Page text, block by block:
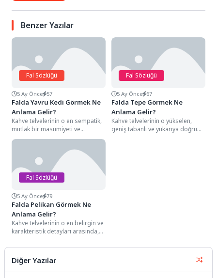
Benzer Yazılar
Fal Sözlüğü
5 Ay Önce 57
Falda Yavru Kedi Görmek Ne
Anlama Gelir?
Kahve telvelerinin o en sempatik,
mutlak bir masumiyeti ve
kadersel bir canlanışı simgeleyen
Fal Sözlüğü
5 Ay Önce 67
Falda Tepe Görmek Ne
Anlama Gelir?
Kahve telvelerinin o yükselen,
geniş tabanlı ve yukarıya doğru
Fal Sözlüğü
5 Ay Önce 79
Falda Pelikan Görmek Ne
Anlama Gelir?
Kahve telvelerinin o en belirgin ve
karakteristik detayları arasında,
altındaki geniş...
Diğer Yazılar